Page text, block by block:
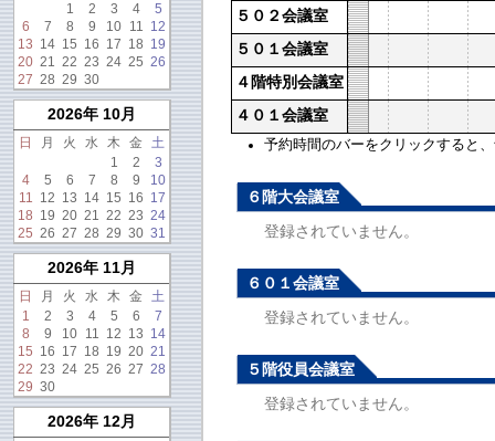
予約時間のバーをクリックすると
５０２会議室
５０１会議室
４階特別会議室
４０１会議室
６階大会議室
登録されていません。
６０１会議室
登録されていません。
５階役員会議室
登録されていません。
1
2 3 4
5
6
7 8 9 10 11 12
13 14 15 16 17 18 19
20 21 22 23 24 25 26
27 28 29 30
2026年 10月
日 月 火 水 木 金
土
1
2
3
4
5 6 7 8 9
10
11 12 13 14 15 16 17
18 19 20 21 22 23 24
25 26 27 28 29 30 31
2026年 11月
日 月 火 水 木 金
土
1
2 3 4 5 6
7
8
9 10 11 12 13 14
15 16 17 18 19 20 21
22 23 24 25 26 27 28
29 30
2026年 12月